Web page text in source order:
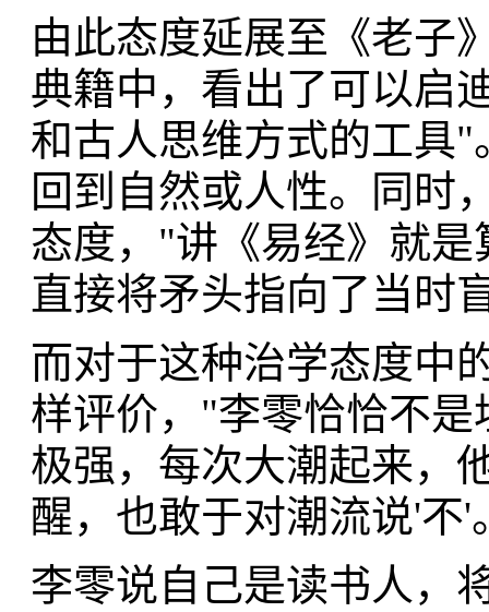
由此态度延展至《老子
典籍中，看出了可以启
和古人思维方式的工具
回到自然或人性。同时
态度，"讲《易经》就
直接将矛头指向了当时
而对于这种治学态度中
样评价，"李零恰恰不
极强，每次大潮起来，
醒，也敢于对潮流说'不'
李零说自己是读书人，